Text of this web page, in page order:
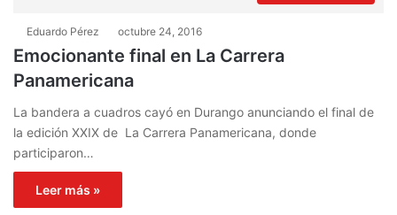
Eduardo Pérez octubre 24, 2016
Emocionante final en La Carrera
Panamericana
La bandera a cuadros cayó en Durango anunciando el final de
la edición XXIX de La Carrera Panamericana, donde
participaron…
Leer más »